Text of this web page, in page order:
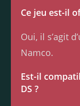
Ce jeu est-il
Oui, il s’agit
Namco.
Est-il
DS ?